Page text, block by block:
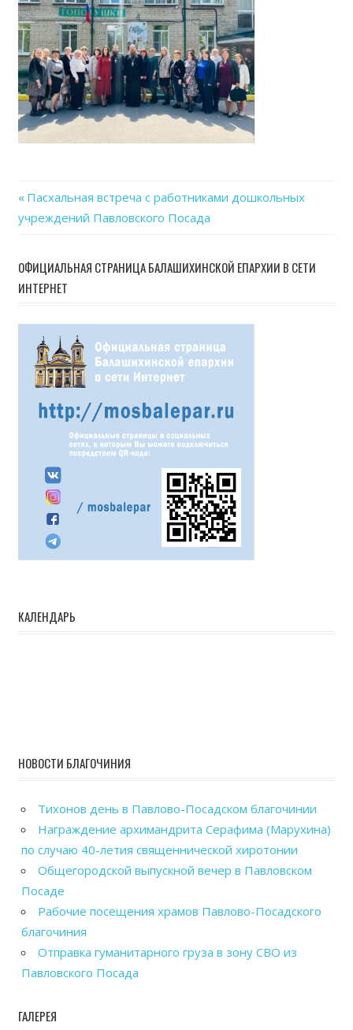
Навигация
записям
Previous
Post:
Пасхальная встреча с работниками дошкольных
учреждений Павловского Посада
ОФИЦИАЛЬНАЯ СТРАНИЦА БАЛАШИХИНСКОЙ ЕПАРХИИ В СЕТИ
ИНТЕРНЕТ
КАЛЕНДАРЬ
НОВОСТИ БЛАГОЧИНИЯ
Тихонов день в Павлово-Посадском благочинии
Награждение архимандрита Серафима (Марухина)
по случаю 40-летия священнической хиротонии
Общегородской выпускной вечер в Павловском
Посаде
Рабочие посещения храмов Павлово-Посадского
благочиния
Отправка гуманитарного груза в зону СВО из
Павловского Посада
ГАЛЕРЕЯ